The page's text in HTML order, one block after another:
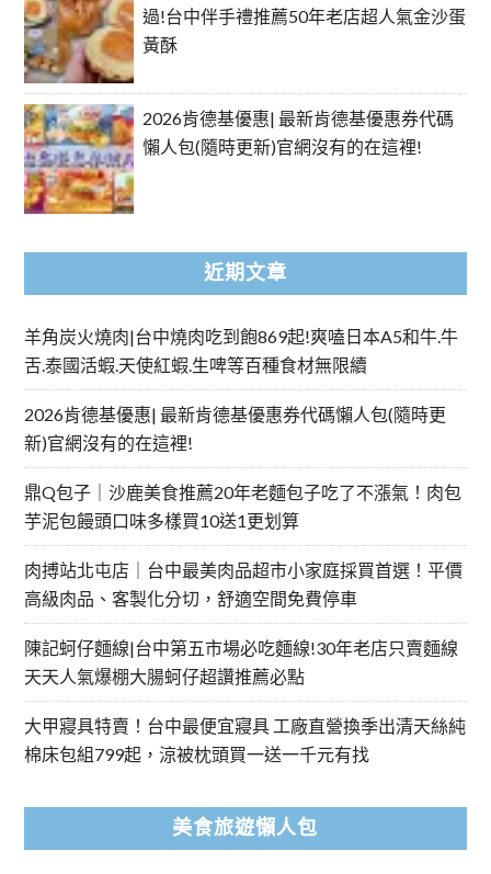
過!台中伴手禮推薦50年老店超人氣金沙蛋
黃酥
2026肯德基優惠| 最新肯德基優惠券代碼
懶人包(隨時更新)官網沒有的在這裡!
近期文章
羊角炭火燒肉|台中燒肉吃到飽869起!爽嗑日本A5和牛.牛
舌.泰國活蝦.天使紅蝦.生啤等百種食材無限續
2026肯德基優惠| 最新肯德基優惠券代碼懶人包(隨時更
新)官網沒有的在這裡!
鼎Q包子｜沙鹿美食推薦20年老麵包子吃了不漲氣！肉包
芋泥包饅頭口味多樣買10送1更划算
肉搏站北屯店｜台中最美肉品超市小家庭採買首選！平價
高級肉品、客製化分切，舒適空間免費停車
陳記蚵仔麵線|台中第五市場必吃麵線!30年老店只賣麵線
天天人氣爆棚大腸蚵仔超讚推薦必點
大甲寢具特賣！台中最便宜寢具 工廠直營換季出清天絲純
棉床包組799起，涼被枕頭買一送一千元有找
美食旅遊懶人包